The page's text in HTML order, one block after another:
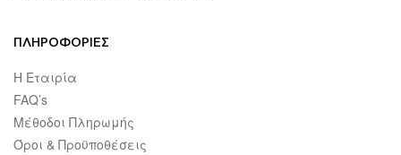
ΠΛΗΡΟΦΟΡΙΕΣ
Η Εταιρία
FAQ’s
Μέθοδοι Πληρωμής
Όροι & Προϋποθέσεις